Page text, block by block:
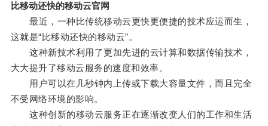
比移动还快的移动云官网
最近，一种比传统移动云更快更便捷的技术应运而生，
这就是“比移动还快的移动云”。
这种新技术利用了更加先进的云计算和数据传输技术，
大大提升了移动云服务的速度和效率。
用户可以在几秒钟内上传或下载大容量文件，而且完全
不受网络环境的影响。
这种创新的移动云服务正在逐渐改变人们的工作和生活